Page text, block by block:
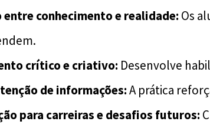
entre conhecimento e realidade: Os
crítico e criativo: Desenvolve
de informações:A prática
para carreiras e desafios futuros: